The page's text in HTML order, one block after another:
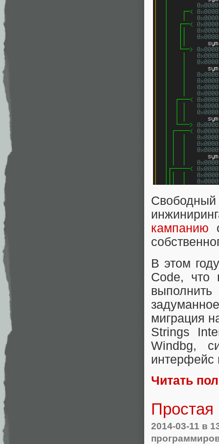
Свободный
кампанию
В этом
Code, что
выполнить
миграция
Strings
Windbg,
интерфейс
Читать
Простая
2014-03-11 в